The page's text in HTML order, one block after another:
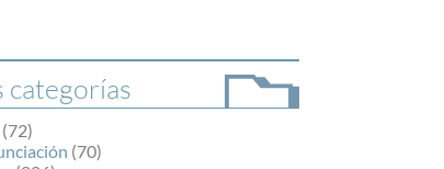
Efe y la Real Academia Española,
es colaborar con el buen uso del
en los medios de comunicación y en
categorías
(72)
(70)